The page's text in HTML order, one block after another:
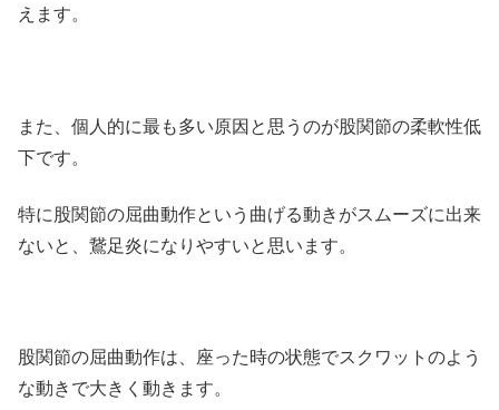
えます。
また、個人的に最も多い原因と思うのが股関節の柔軟性低
下です。
特に股関節の屈曲動作という曲げる動きがスムーズに出来
ないと、鵞足炎になりやすいと思います。
股関節の屈曲動作は、座った時の状態でスクワットのよう
な動きで大きく動きます。